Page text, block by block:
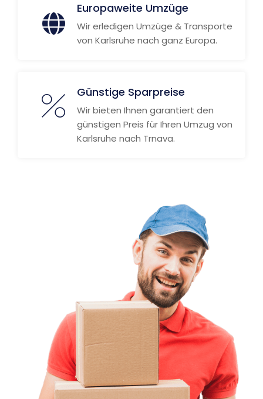
Europaweite Umzüge
Wir erledigen Umzüge & Transporte
von Karlsruhe nach ganz Europa.
Günstige Sparpreise
Wir bieten Ihnen garantiert den
günstigen Preis für Ihren Umzug von
Karlsruhe nach Trnava.